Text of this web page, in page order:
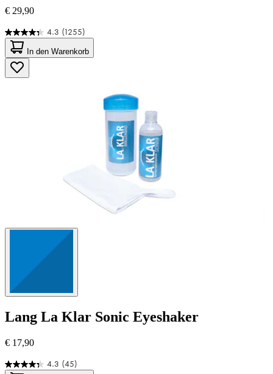
€ 29,90
4.3 (1255)
4.3
von
5
Sternen.
1255
In den Warenkorb
Lang La Klar Sonic Eyeshaker
€ 17,90
4.3 (45)
4.3